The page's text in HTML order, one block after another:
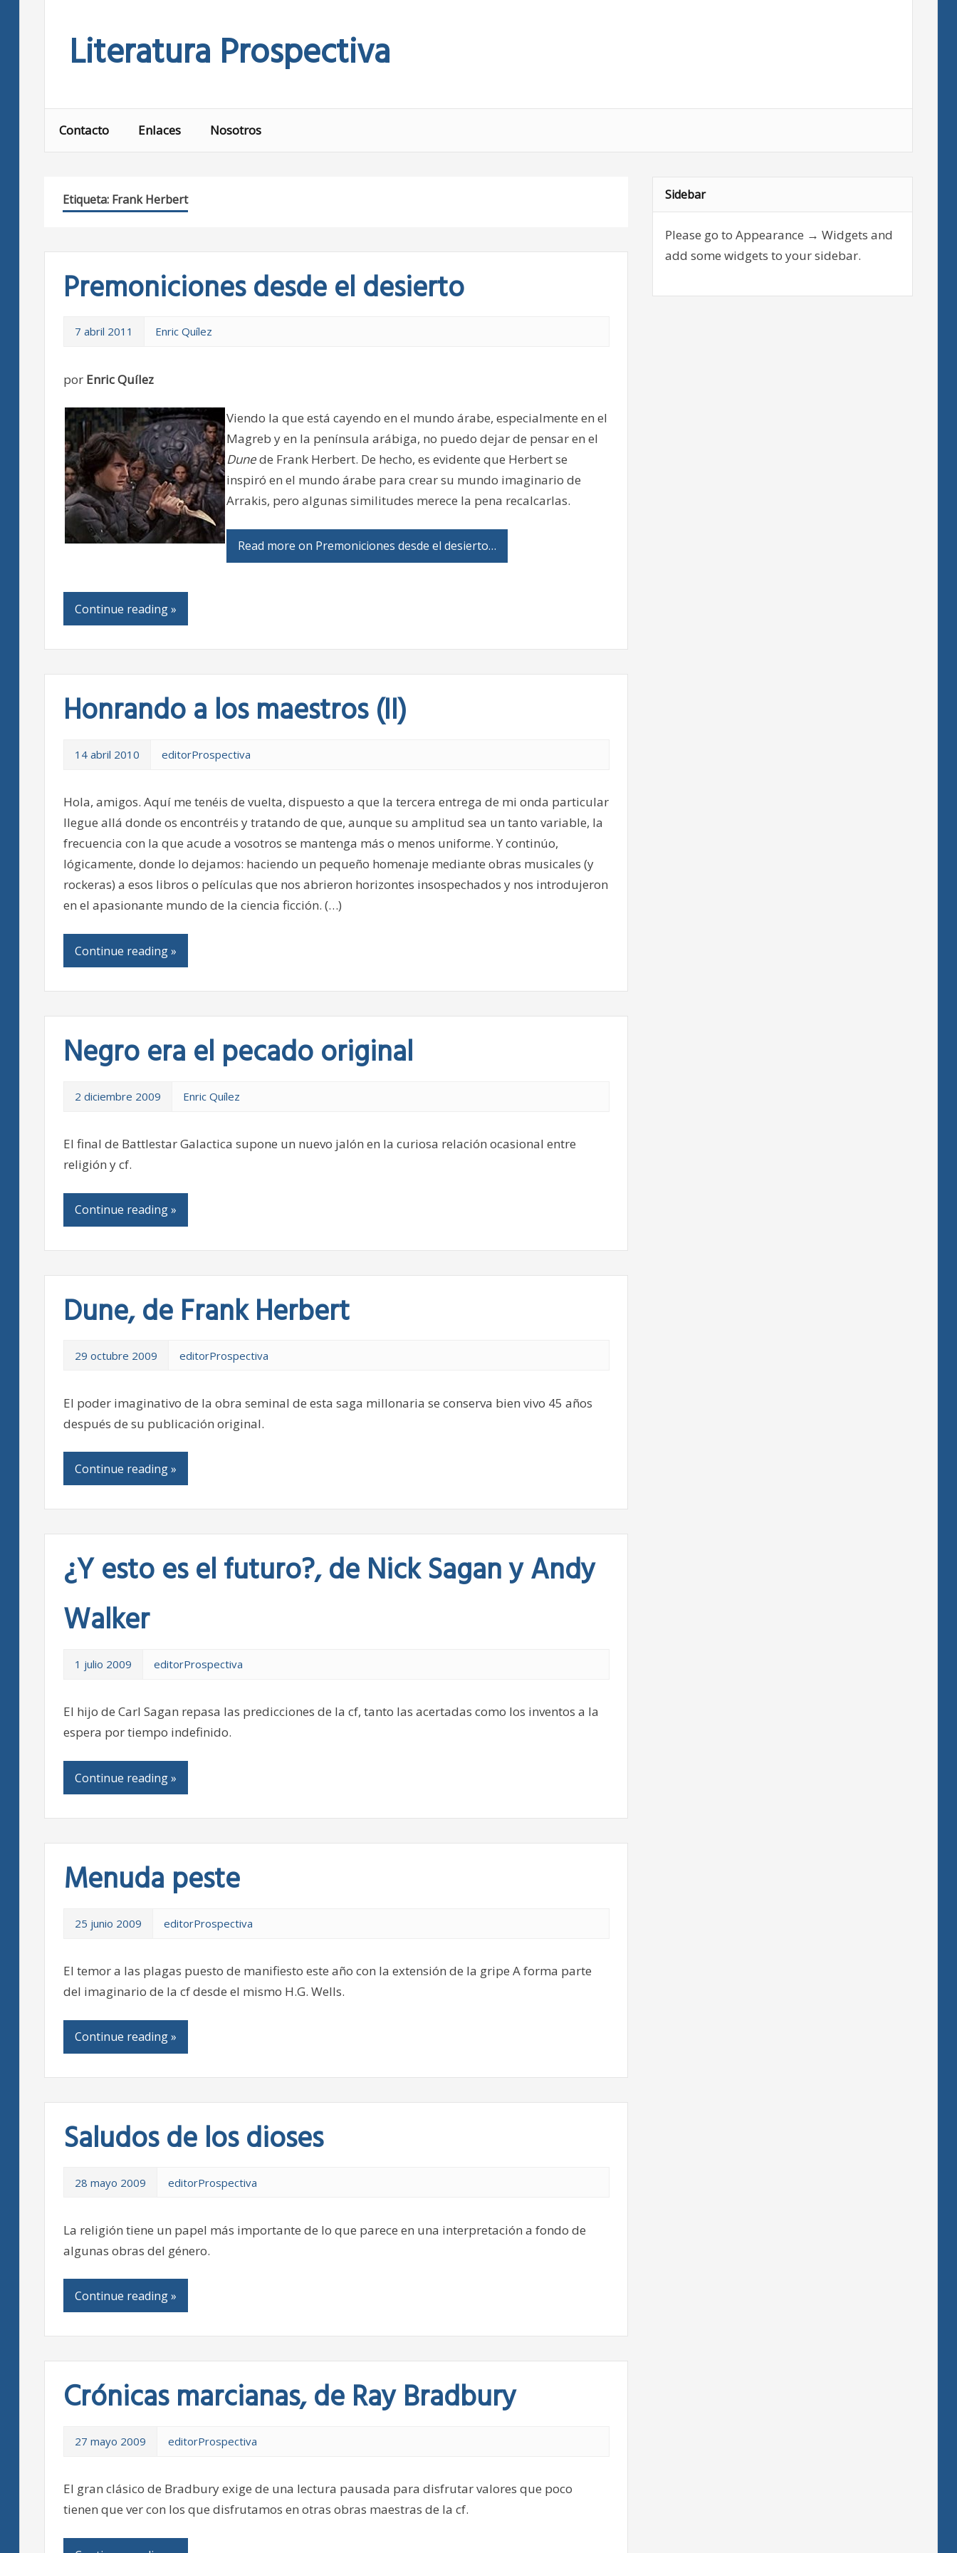
Literatura Prospectiva
Contacto Enlaces Nosotros
Etiqueta: Frank Herbert
Premoniciones desde el desierto
7 abril 2011 Enric Quílez
por Enric Quílez
Viendo la que está cayendo en el mundo árabe, especialmente en el
Magreb y en la península arábiga, no puedo dejar de pensar en el
Dunede Frank Herbert. De hecho, es evidente que Herbert se
inspiró en el mundo árabe para crear su mundo imaginario de
Arrakis, pero algunas similitudes merece la pena recalcarlas.
Read more on Premoniciones desde el desierto…
Continue reading »
Honrando a los maestros (II)
14 abril 2010 editorProspectiva
Hola, amigos. Aquí me tenéis de vuelta, dispuesto a que la tercera entrega de mi onda particular
llegue allá donde os encontréis y tratando de que, aunque su amplitud sea un tanto variable, la
frecuencia con la que acude a vosotros se mantenga más o menos uniforme. Y continúo,
lógicamente, donde lo dejamos: haciendo un pequeño homenaje mediante obras musicales (y
rockeras) a esos libros o películas que nos abrieron horizontes insospechados y nos introdujeron
en el apasionante mundo de la ciencia ficción. (…)
Continue reading »
Negro era el pecado original
2 diciembre 2009 Enric Quílez
El final de Battlestar Galactica supone un nuevo jalón en la curiosa relación ocasional entre
religión y cf.
Continue reading »
Dune, de Frank Herbert
29 octubre 2009 editorProspectiva
El poder imaginativo de la obra seminal de esta saga millonaria se conserva bien vivo 45 años
después de su publicación original.
Continue reading »
¿Y esto es el futuro?, de Nick Sagan y Andy
Walker
1 julio 2009 editorProspectiva
El hijo de Carl Sagan repasa las predicciones de la cf, tanto las acertadas como los inventos a la
espera por tiempo indefinido.
Continue reading »
Menuda peste
25 junio 2009 editorProspectiva
El temor a las plagas puesto de manifiesto este año con la extensión de la gripe A forma parte
del imaginario de la cf desde el mismo H.G. Wells.
Continue reading »
Saludos de los dioses
28 mayo 2009 editorProspectiva
La religión tiene un papel más importante de lo que parece en una interpretación a fondo de
algunas obras del género.
Continue reading »
Crónicas marcianas, de Ray Bradbury
27 mayo 2009 editorProspectiva
El gran clásico de Bradbury exige de una lectura pausada para disfrutar valores que poco
tienen que ver con los que disfrutamos en otras obras maestras de la cf.
Sidebar
Please go to Appearance → Widgets and
add some widgets to your sidebar.